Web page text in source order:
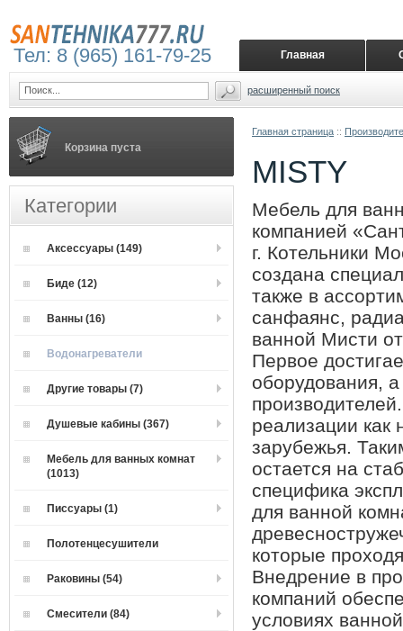
Главная страница ::
MISTY
Мебель для
компанией
г. Котельники
создана
также в
санфаянс,
ванной Мисти
Первое
оборудования,
реализации как
зарубежья.
остается на
специфика
для ванной
которые
Внедрение в
компаний
условиях
Корзина пуста
Категории
Аксессуары (149)
Биде (12)
Ванны (16)
Водонагреватели
Другие товары (7)
Душевые кабины (367)
Мебель для ванных комнат
(1013)
Писсуары (1)
Полотенцесушители
Раковины (54)
Смесители (84)
Главная
Тел: 8 (965) 161-79-25
расширенный поиск